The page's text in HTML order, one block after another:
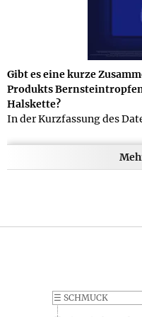
Gibt es eine kurze
Produkts
Halskette?
In der Kurzfassung des
finden Sie nur eine
das Produkt oder das
Angaben zum
in Honigfarbe und Cognac
☰ SCHMUCK